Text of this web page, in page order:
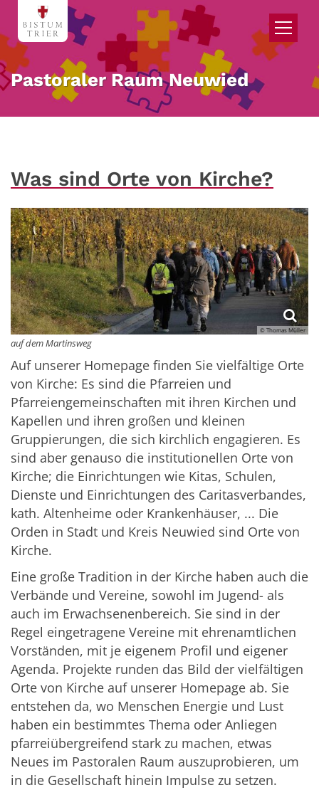
Zum Inhalt springen
Pastoraler Raum Neuwied
Was sind Orte von Kirche?
© Thomas Müller
auf dem Martinsweg
Auf unserer Homepage finden Sie vielfältige Orte
von Kirche: Es sind die Pfarreien und
Pfarreiengemeinschaften mit ihren Kirchen und
Kapellen und ihren großen und kleinen
Gruppierungen, die sich kirchlich engagieren. Es
sind aber genauso die institutionellen Orte von
Kirche; die Einrichtungen wie Kitas, Schulen,
Dienste und Einrichtungen des Caritasverbandes,
kath. Altenheime oder Krankenhäuser, ... Die
Orden in Stadt und Kreis Neuwied sind Orte von
Kirche.
Eine große Tradition in der Kirche haben auch die
Verbände und Vereine, sowohl im Jugend- als
auch im Erwachsenenbereich. Sie sind in der
Regel eingetragene Vereine mit ehrenamtlichen
Vorständen, mit je eigenem Profil und eigener
Agenda. Projekte runden das Bild der vielfältigen
Orte von Kirche auf unserer Homepage ab. Sie
entstehen da, wo Menschen Energie und Lust
haben ein bestimmtes Thema oder Anliegen
pfarreiübergreifend stark zu machen, etwas
Neues im Pastoralen Raum auszuprobieren, um
in die Gesellschaft hinein Impulse zu setzen.